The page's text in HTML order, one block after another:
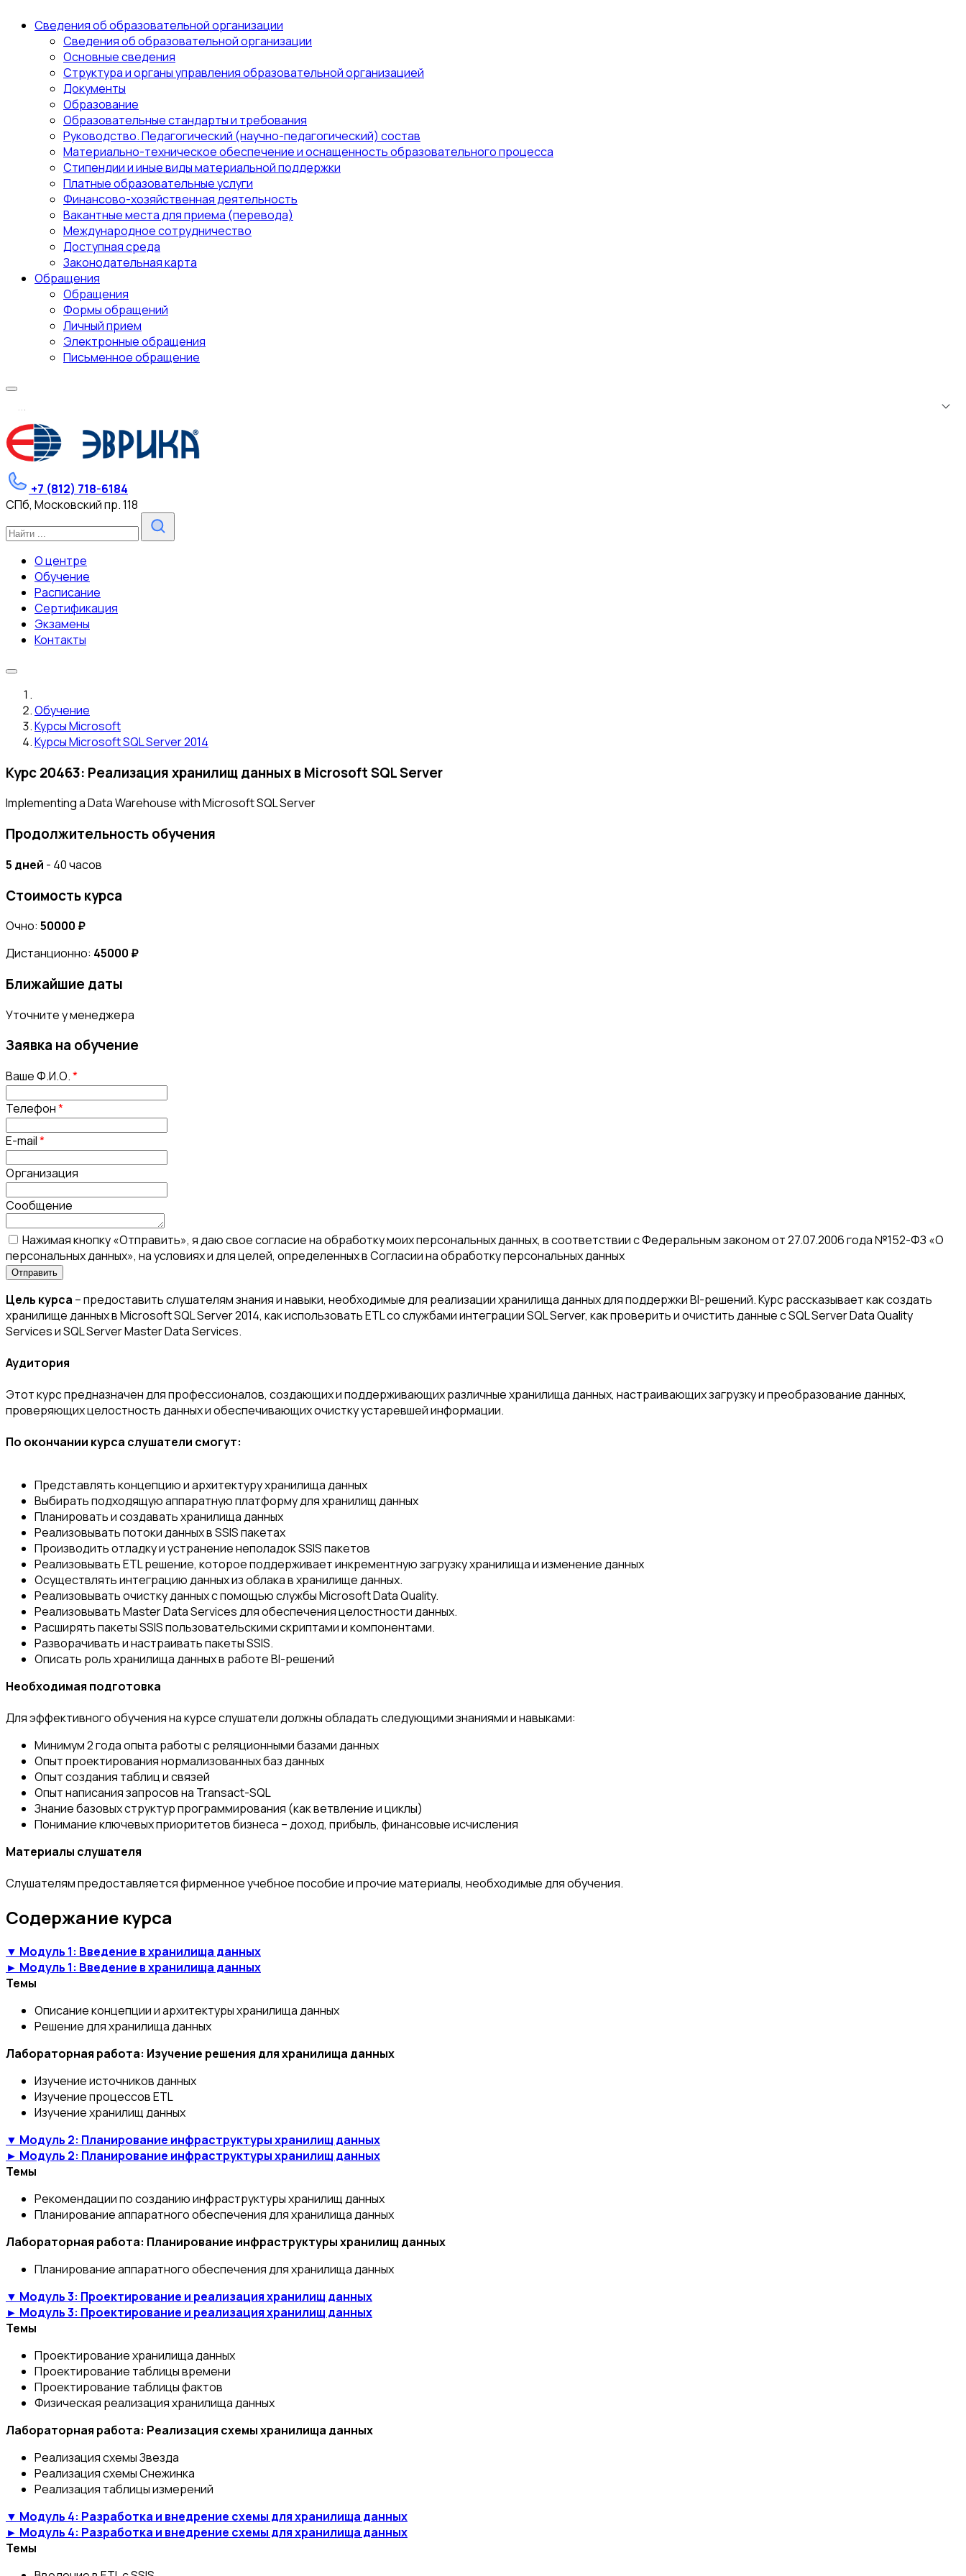
Сведения об образовательной организации
Сведения об образовательной организации
Основные сведения
Структура и органы управления образовательной организацией
Документы
Образование
Образовательные стандарты и требования
Руководство. Педагогический (научно-педагогический) состав
Материально-техническое обеспечение и оснащенность образовательного процесса
Стипендии и иные виды материальной поддержки
Платные образовательные услуги
Финансово-хозяйственная деятельность
Вакантные места для приема (перевода)
Международное сотрудничество
Доступная среда
Законодательная карта
Обращения
Обращения
Формы обращений
Личный прием
Электронные обращения
Письменное обращение
...
+7 (812) 718-6184
СПб, Московский пр. 118
О центре
Обучение
Расписание
Сертификация
Экзамены
Контакты
Обучение
Курсы Microsoft
Курсы Microsoft SQL Server 2014
Курс 20463: Реализация хранилищ данных в Microsoft SQL Server
Implementing a Data Warehouse with Microsoft SQL Server
Продолжительность обучения
5 дней - 40 часов
Стоимость курса
Очно: 50000 ₽
Дистанционно: 45000 ₽
Ближайшие даты
Уточните у менеджера
Заявка на обучение
Ваше Ф.И.О.*
Телефон*
E-mail*
Организация
Сообщение
Нажимая кнопку «Отправить», я даю свое согласие на обработку моих персональных данных, в соответствии с Федеральным законом от 27.07.2006 года №152-ФЗ «О
персональных данных», на условиях и для целей, определенных в Согласии на обработку персональных данных
Цель курса – предоставить слушателям знания и навыки, необходимые для реализации хранилища данных для поддержки BI-решений. Курс рассказывает как создать
хранилище данных в Microsoft SQL Server 2014, как использовать ETL со службами интеграции SQL Server, как проверить и очистить данные с SQL Server Data Quality
Services и SQL Server Master Data Services.
Аудитория
Этот курс предназначен для профессионалов, создающих и поддерживающих различные хранилища данных, настраивающих загрузку и преобразование данных,
проверяющих целостность данных и обеспечивающих очистку устаревшей информации.
По окончании курса слушатели смогут:
Представлять концепцию и архитектуру хранилища данных
Выбирать подходящую аппаратную платформу для хранилищ данных
Планировать и создавать хранилища данных
Реализовывать потоки данных в SSIS пакетах
Производить отладку и устранение неполадок SSIS пакетов
Реализовывать ETL решение, которое поддерживает инкрементную загрузку хранилища и изменение данных
Осуществлять интеграцию данных из облака в хранилище данных.
Реализовывать очистку данных с помощью службы Microsoft Data Quality.
Реализовывать Master Data Services для обеспечения целостности данных.
Расширять пакеты SSIS пользовательскими скриптами и компонентами.
Разворачивать и настраивать пакеты SSIS.
Описать роль хранилища данных в работе BI-решений
Необходимая подготовка
Для эффективного обучения на курсе слушатели должны обладать следующими знаниями и навыками:
Минимум 2 года опыта работы с реляционными базами данных
Опыт проектирования нормализованных баз данных
Опыт создания таблиц и связей
Опыт написания запросов на Transact-SQL
Знание базовых структур программирования (как ветвление и циклы)
Понимание ключевых приоритетов бизнеса – доход, прибыль, финансовые исчисления
Материалы слушателя
Слушателям предоставляется фирменное учебное пособие и прочие материалы, необходимые для обучения.
Содержание курса
▼ Модуль 1: Введение в хранилища данных
► Модуль 1: Введение в хранилища данных
Темы
Описание концепции и архитектуры хранилища данных
Решение для хранилища данных
Лабораторная работа: Изучение решения для хранилища данных
Изучение источников данных
Изучение процессов ETL
Изучение хранилищ данных
▼ Модуль 2: Планирование инфраструктуры хранилищ данных
► Модуль 2: Планирование инфраструктуры хранилищ данных
Темы
Рекомендации по созданию инфраструктуры хранилищ данных
Планирование аппаратного обеспечения для хранилища данных
Лабораторная работа: Планирование инфраструктуры хранилищ данных
Планирование аппаратного обеспечения для хранилища данных
▼ Модуль 3: Проектирование и реализация хранилищ данных
► Модуль 3: Проектирование и реализация хранилищ данных
Темы
Проектирование хранилища данных
Проектирование таблицы времени
Проектирование таблицы фактов
Физическая реализация хранилища данных
Лабораторная работа: Реализация схемы хранилища данных
Реализация схемы Звезда
Реализация схемы Снежинка
Реализация таблицы измерений
▼ Модуль 4: Разработка и внедрение схемы для хранилища данных
► Модуль 4: Разработка и внедрение схемы для хранилища данных
Темы